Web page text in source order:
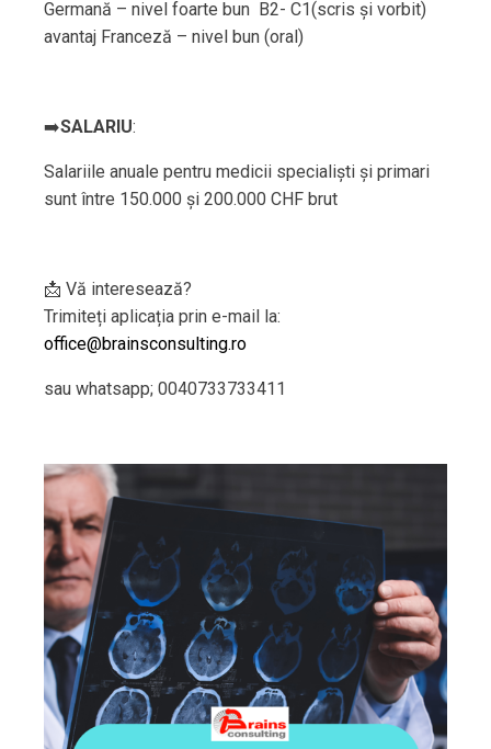
Germană – nivel foarte bun B2- C1(scris și vorbit)
avantaj Franceză – nivel bun (oral)
➡️SALARIU:
Salariile anuale pentru medicii specialiști și primari
sunt între 150.000 și 200.000 CHF brut
📩 Vă interesează?
Trimiteți aplicația prin e-mail la:
office@brainsconsulting.ro
sau whatsapp; 0040733733411